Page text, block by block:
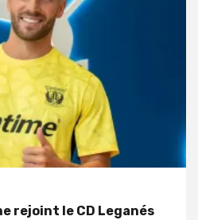
rejoint le CD Leganés